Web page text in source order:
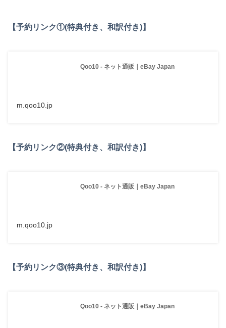
【予約リンク①(特典付き、和訳付き)】
Qoo10 - ネット通販｜eBay Japan
m.qoo10.jp
【予約リンク②(特典付き、和訳付き)】
Qoo10 - ネット通販｜eBay Japan
m.qoo10.jp
【予約リンク③(特典付き、和訳付き)】
Qoo10 - ネット通販｜eBay Japan